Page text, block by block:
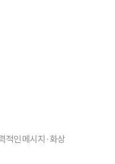
인 메시지 · 화상